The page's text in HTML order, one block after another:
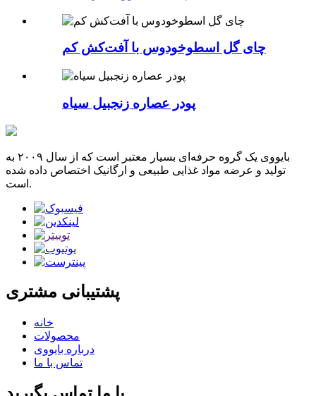
چای گل اسطوخودوس با آفت‌کش کم
پودر عصاره زنجبیل سیاه
بایووی یک گروه حرفه‌ای بسیار معتبر است که از سال ۲۰۰۹ به
تولید و عرضه مواد غذایی طبیعی و ارگانیک اختصاص داده شده
است.
پشتیبانی مشتری
خانه
محصولات
درباره بایووی
تماس با ما